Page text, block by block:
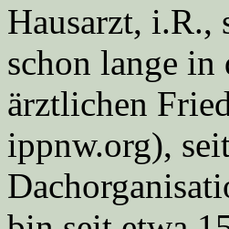
Hausarzt,
schon lange
ärztlichen
ippnw.org),